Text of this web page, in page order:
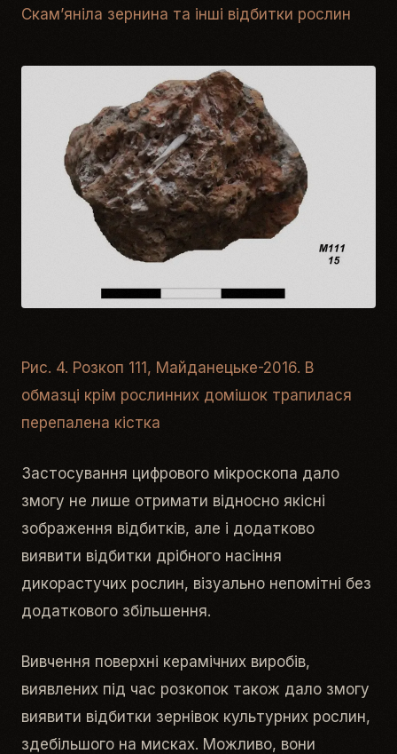
Скам’яніла зернина та інші відбитки рослин
Рис. 4. Розкоп 111, Майданецьке-2016. В
обмазці крім рослинних домішок трапилася
перепалена кістка
Застосування цифрового мікроскопа дало
змогу не лише отримати відносно якісні
зображення відбитків, але і додатково
виявити відбитки дрібного насіння
дикорастучих рослин, візуально непомітні без
додаткового збільшення.
Вивчення поверхні керамічних виробів,
виявлених під час розкопок також дало змогу
виявити відбитки зернівок культурних рослин,
здебільшого на мисках. Можливо, вони